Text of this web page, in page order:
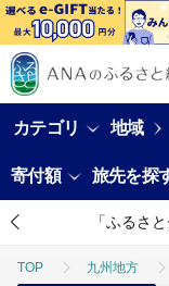
カテゴリ 地域
寄付額 旅先を探
「ふるさ
TOP 九州地方